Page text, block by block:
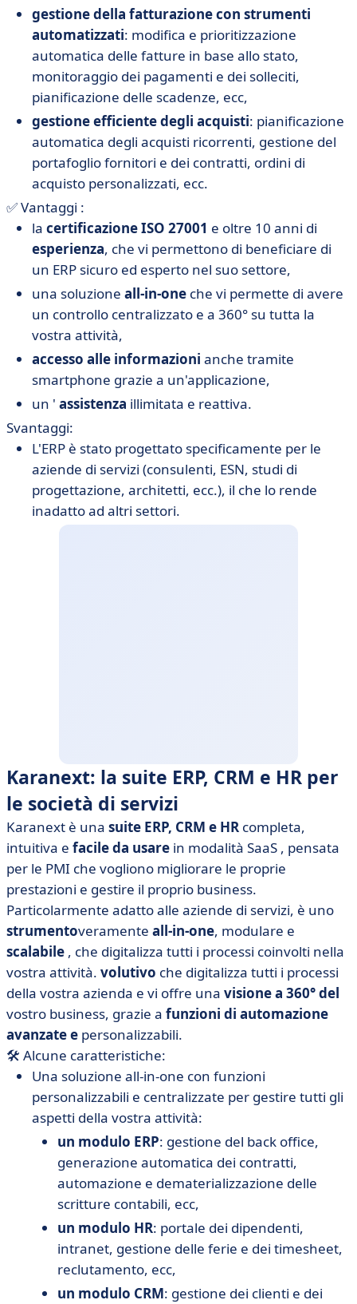
gestione della fatturazione con strumenti
automatizzati: modifica e prioritizzazione
automatica delle fatture in base allo stato,
monitoraggio dei pagamenti e dei solleciti,
pianificazione delle scadenze, ecc,
gestione efficiente degli acquisti: pianificazione
automatica degli acquisti ricorrenti, gestione del
portafoglio fornitori e dei contratti, ordini di
acquisto personalizzati, ecc.
✅ Vantaggi :
la certificazione ISO 27001 e oltre 10 anni di
esperienza, che vi permettono di beneficiare di
un ERP sicuro ed esperto nel suo settore,
una soluzione all-in-one che vi permette di avere
un controllo centralizzato e a 360° su tutta la
vostra attività,
accesso alle informazioni anche tramite
smartphone grazie a un'applicazione,
un ' assistenza illimitata e reattiva.
Svantaggi:
L'ERP è stato progettato specificamente per le
aziende di servizi (consulenti, ESN, studi di
progettazione, architetti, ecc.), il che lo rende
inadatto ad altri settori.
Karanext: la suite ERP, CRM e HR per
le società di servizi
Karanext è una suite ERP, CRM e HR completa,
intuitiva e facile da usare in modalità SaaS , pensata
per le PMI che vogliono migliorare le proprie
prestazioni e gestire il proprio business.
Particolarmente adatto alle aziende di servizi, è uno
strumentoveramente all-in-one, modulare e
scalabile , che digitalizza tutti i processi coinvolti nella
vostra attività. volutivo che digitalizza tutti i processi
della vostra azienda e vi offre una visione a 360° del
vostro business, grazie a funzioni di automazione
avanzate e personalizzabili.
🛠 Alcune caratteristiche:
Una soluzione all-in-one con funzioni
personalizzabili e centralizzate per gestire tutti gli
aspetti della vostra attività:
un modulo ERP: gestione del back office,
generazione automatica dei contratti,
automazione e dematerializzazione delle
scritture contabili, ecc,
un modulo HR: portale dei dipendenti,
intranet, gestione delle ferie e dei timesheet,
reclutamento, ecc,
un modulo CRM: gestione dei clienti e dei